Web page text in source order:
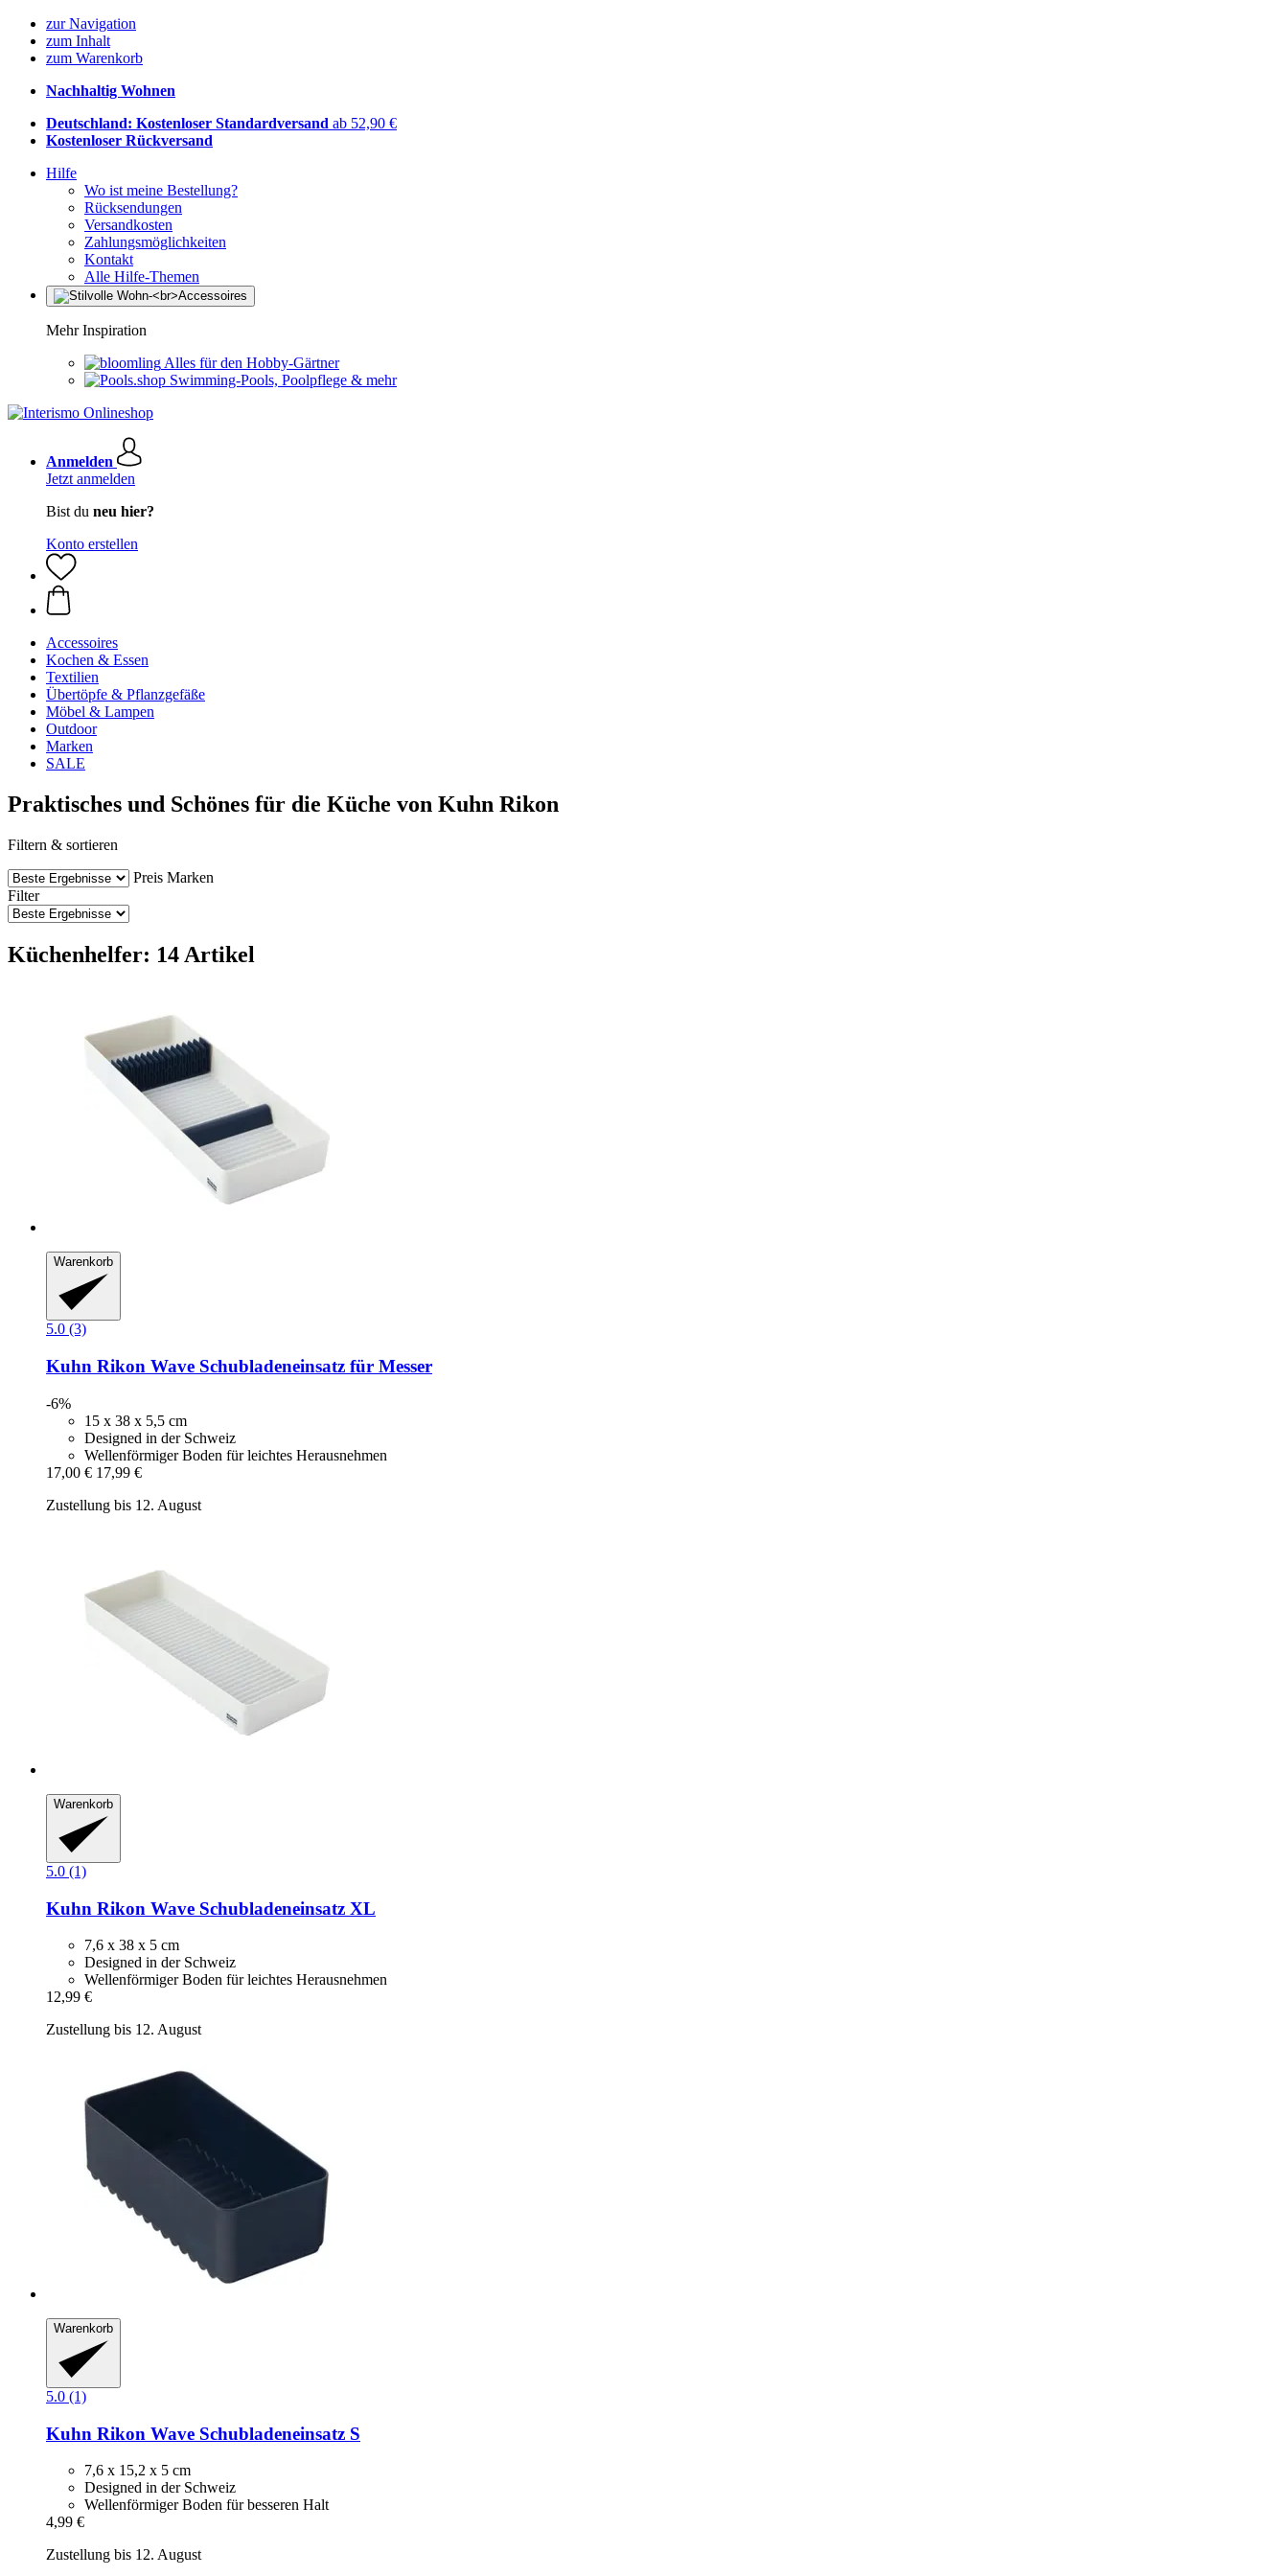
zur Navigation
zum Inhalt
zum Warenkorb
Nachhaltig Wohnen
Deutschland: Kostenloser Standardversand ab 52,90 €
Kostenloser Rückversand
Hilfe
Wo ist meine Bestellung?
Rücksendungen
Versandkosten
Zahlungsmöglichkeiten
Kontakt
Alle Hilfe-Themen
Mehr Inspiration
Alles für den Hobby-Gärtner
Swimming-Pools, Poolpflege & mehr
Anmelden
Jetzt anmelden
Bist du neu hier?
Konto erstellen
Accessoires
Kochen & Essen
Textilien
Übertöpfe & Pflanzgefäße
Möbel & Lampen
Outdoor
Marken
SALE
Praktisches und Schönes für die Küche von Kuhn Rikon
Filtern & sortieren
Preis Marken
Filter
Küchenhelfer: 14 Artikel
Warenkorb
5.0 (3)
Kuhn Rikon Wave Schubladeneinsatz für Messer
-6%
15 x 38 x 5,5 cm
Designed in der Schweiz
Wellenförmiger Boden für leichtes Herausnehmen
17,00 € 17,99 €
Zustellung bis 12. August
Warenkorb
5.0 (1)
Kuhn Rikon Wave Schubladeneinsatz XL
7,6 x 38 x 5 cm
Designed in der Schweiz
Wellenförmiger Boden für leichtes Herausnehmen
12,99 €
Zustellung bis 12. August
Warenkorb
5.0 (1)
Kuhn Rikon Wave Schubladeneinsatz S
7,6 x 15,2 x 5 cm
Designed in der Schweiz
Wellenförmiger Boden für besseren Halt
4,99 €
Zustellung bis 12. August